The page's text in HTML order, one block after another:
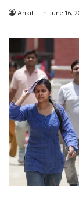
Ankit June 16,